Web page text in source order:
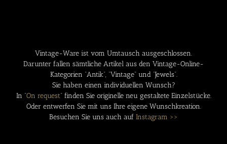
Vintage-Ware ist vom Umtausch ausgeschlossen.
Darunter fallen sämtliche Artikel aus den Vintage-Online-
Kategorien “Antik”, “Vintage” und “Jewels”.
Sie haben einen individuellen Wunsch?
In “On request” finden Sie originelle neu gestaltete Einzelstücke.
Oder entwerfen Sie mit uns Ihre eigene Wunschkreation.
Besuchen Sie uns auch auf Instagram >>